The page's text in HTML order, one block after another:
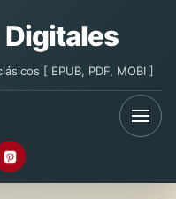
[ EPUB, PDF, MOBI ]